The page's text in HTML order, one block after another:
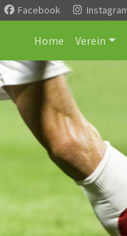
Facebook
Home Verein